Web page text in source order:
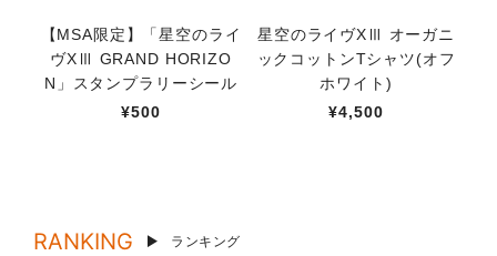
【MSA限定】「星空のライ
ヴXⅢ GRAND HORIZO
N」スタンプラリーシール
¥500
星空のライヴXⅢ オーガニ
ックコットンTシャツ(オフ
ホワイト)
¥4,500
RANKING ランキング